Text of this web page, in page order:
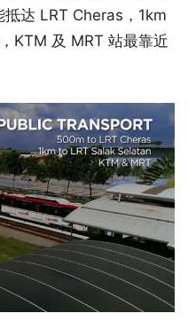
达 LRT Cheras，1km
KTM 及 MRT 站最靠近